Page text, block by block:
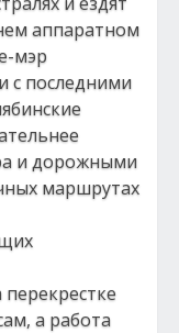
аппаратном
мэр
с последними
и дорожными
маршрутах
перекрестке
а работа